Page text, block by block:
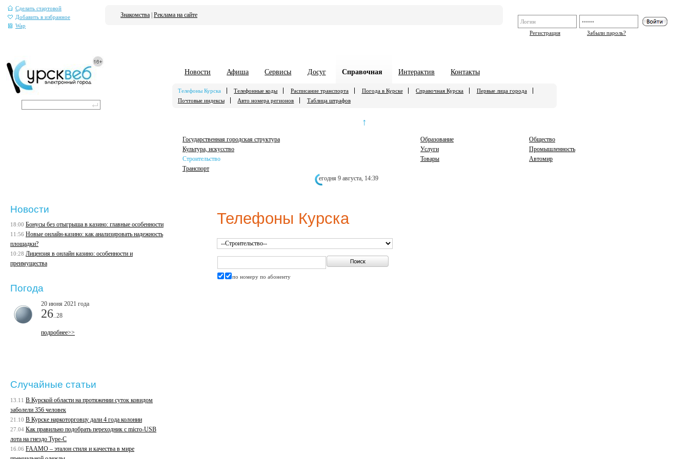
Сделать стартовой
Добавить в избранное
Wap
Регистрация
Забыли пароль?
Знакомства Реклама на сайте
Новости Афиша Сервисы Досуг Справочная Интерактив Контакты
Телефоны Курска Телефонные коды Расписание транспорта Погода в Курске Справочная Курска
Первые лица города
Почтовые индексы
Авто номера регионов Таблица штрафов
↑
Государственная городская структура
Культура, искусство
Строительство
Транспорт
Образование
Услуги
Товары
Общество
Промышленность
Автомир
егодня 9 августа, 14:39
Телефоны Курска
по номерупо абоненту
Новости
18:00 Бонусы без отыгрыша в казино: главные особенности
11:56 Новые онлайн-казино: как анализировать надежность
площадки?
10:28 Лицензия в онлайн казино: особенности и
преимущества
Погода
20 июня 2021 года
26 ..28
подробнее>>
Случайные статьи
13.11 В Курской области на протяжении суток ковидом
заболели 356 человек
21.10 В Курске наркоторговцу дали 4 года колонии
27.04 Как правильно подобрать переходник с micro-USB
лота на гнездо Type-C
16.06 FAAMO – эталон стиля и качества в мире